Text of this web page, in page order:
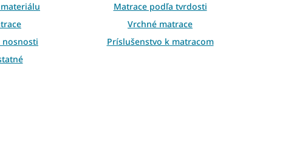
Matrace podľa tvrdosti
Vrchné matrace
nosnosti
Príslušenstvo k matracom